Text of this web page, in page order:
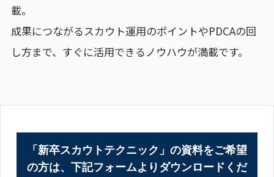
載。
成果につながるスカウト運用のポイントやPDCAの回
し方まで、すぐに活用できるノウハウが満載です。